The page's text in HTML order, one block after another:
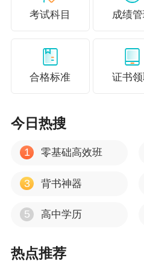
业性会更强一些，但是比
适合人群：
1、 人力资源管理跟
2、 但是人力资源管
企业架构和运作流程不太
的工作，对于企业管理的
理专业，当然，主要是看
考试科目 成绩
合格标准 证书领
今日热搜
1 零基础高效班
3 背书神器
5 高中学历
热点推荐